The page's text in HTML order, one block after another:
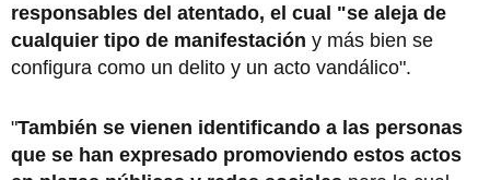
responsables del atentado, el cual "se aleja de
cualquier tipo de manifestación y más bien se
configura como un delito y un acto vandálico".
"También se vienen identificando a las personas
que se han expresado promoviendo estos actos